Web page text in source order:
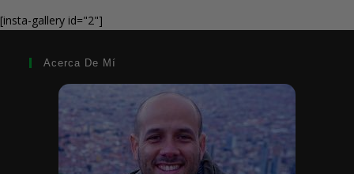
[insta-gallery id="2"]
Acerca De Mí